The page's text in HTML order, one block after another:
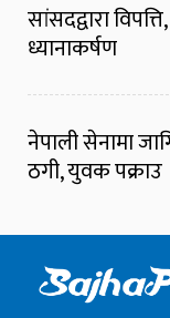
सांसदद्वारा
ध्यानाकर्षण
नेपाली सेनामा
ठगी, युवक पक्राउ